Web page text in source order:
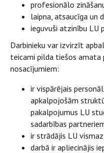
profesionālo
laipna, atsaucīga un
ieguvuši atzinību LU
Darbinieku var izvirzīt
teicami pilda tiešos amata
nosacījumiem:
ir vispārējais
apkalpojošām
pakalpojumus LU
sadarbības
ir strādājis LU
darbā ir apliecinājis